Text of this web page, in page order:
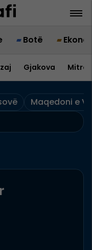
Botë
Gjakova
Maqedoni e